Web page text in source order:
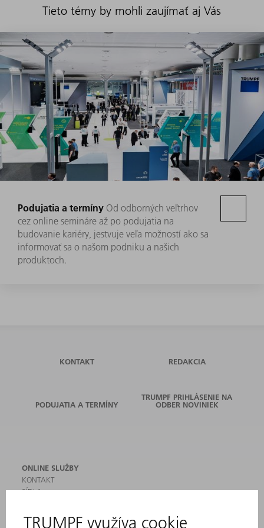
Tieto témy by mohli zaujímať aj Vás
Podujatia a termíny Od odborných veľtrhov
cez online semináre až po podujatia na
budovanie kariéry, jestvuje veľa možností ako sa
informovať sa o našom podniku a našich
produktoch.
KONTAKT REDAKCIA
PODUJATIA A TERMÍNY
TRUMPF PRIHLÁSENIE NA
ODBER NOVINIEK
ONLINE SLUŽBY
KONTAKT
SÍDLA
PRIHLÁSENIE NA ODBER NOVINIEK